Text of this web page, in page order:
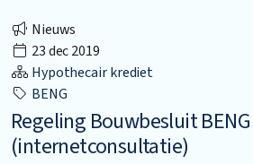
Nieuws
23 dec 2019
Hypothecair krediet
BENG
Regeling Bouwbesluit BENG
(internetconsultatie)